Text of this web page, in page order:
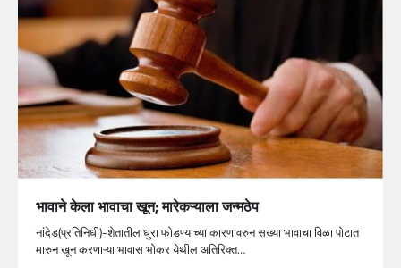
भावाने केला भावाचा खून; मारेकऱ्याला जन्मठेप
नांदेड(प्रतिनिधी)-शेतातील धुरा फोडण्याच्या कारणावरुन सख्या भावाचा विळा पोटात
मारुन खून करणाऱ्या भावास भोकर येथील अतिरिक्त…